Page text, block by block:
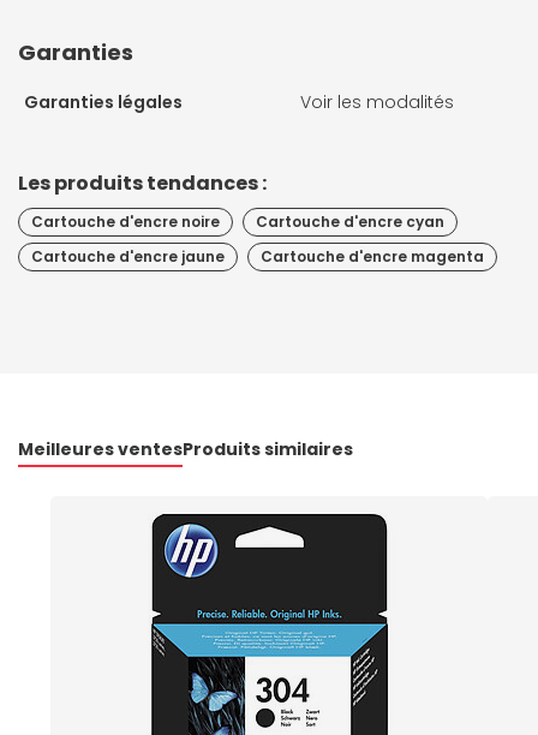
Garanties
Garanties légales Voir les modalités
Les produits tendances :
Cartouche d'encre noire
Cartouche d'encre cyan
Cartouche d'encre jaune
Cartouche d'encre magenta
Meilleures ventesProduits similaires